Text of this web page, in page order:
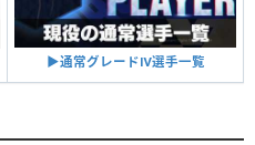
▶︎通常グレードⅣ選手一覧